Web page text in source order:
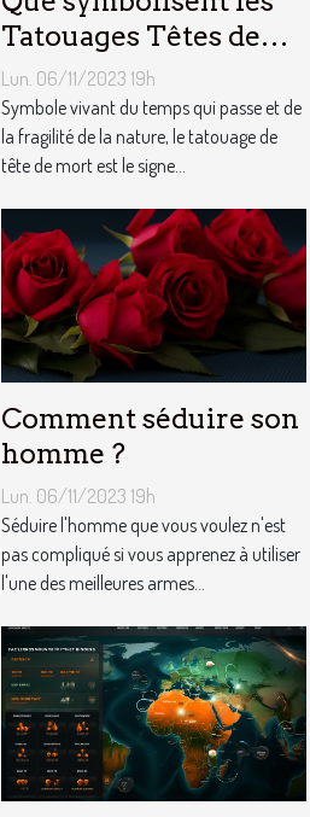
Tatouages Têtes de
Mort ?
Lun. 06/11/2023 19h
Symbole vivant du temps qui passe et de
la fragilité de la nature, le tatouage de
tête de mort est le signe...
Comment séduire son
homme ?
Lun. 06/11/2023 19h
Séduire l'homme que vous voulez n'est
pas compliqué si vous apprenez à utiliser
l'une des meilleures armes...